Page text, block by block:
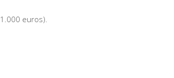
euros).